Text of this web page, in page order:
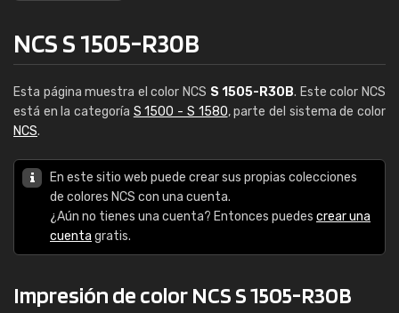
NCS S 1505-R30B
Esta página muestra el color NCS S 1505-R30B. Este color NCS
está en la categoría S 1500 - S 1580, parte del sistema de color
NCS.
En este sitio web puede crear sus propias colecciones
de colores NCS con una cuenta.
¿Aún no tienes una cuenta? Entonces puedes crear una
cuenta gratis.
Impresión de color NCS S 1505-R30B